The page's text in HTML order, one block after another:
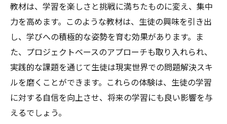
教材は、学習を楽しさと挑戦に満ちたものに変え、集中
力を高めます。このような教材は、生徒の興味を引き出
し、学びへの積極的な姿勢を育む効果があります。ま
た、プロジェクトベースのアプローチも取り入れられ、
実践的な課題を通じて生徒は現実世界での問題解決スキ
ルを磨くことができます。これらの体験は、生徒の学習
に対する自信を向上させ、将来の学習にも良い影響を与
えるでしょう。